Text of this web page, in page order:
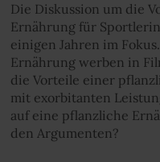
Die Diskussion um die
Ernährung für
einigen Jahren im
Ernährung werben in
die Vorteile einer
mit exorbitanten
auf eine pflanzliche
den Argumenten?